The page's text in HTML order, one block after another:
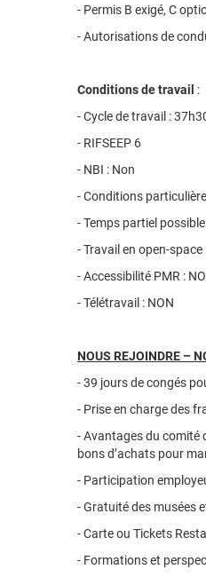
- Permis B exigé, C
- Autorisations de
Conditions de travail :
- Cycle de travail :
- RIFSEEP 6
- NBI : Non
- Conditions
- Temps partiel possible
- Travail en open-
- Accessibilité PMR :
- Télétravail : NON
NOUS REJOINDRE –
- 39 jours de congés
- Prise en charge des
- Avantages du comité
bons d’achats pour
- Participation
- Gratuité des musées
- Carte ou Tickets
- Formations et